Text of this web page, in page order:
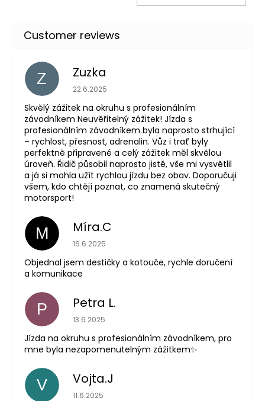
Z Zuzka
The store rating is 5 out of 5 stars.
22.6.2025
Skvělý zážitek na okruhu s profesionálním
závodníkem Neuvěřitelný zážitek! Jízda s
profesionálním závodníkem byla naprosto strhující
– rychlost, přesnost, adrenalin. Vůz i trať byly
perfektně připravené a celý zážitek měl skvělou
úroveň. Řidič působil naprosto jistě, vše mi vysvětlil
a já si mohla užít rychlou jízdu bez obav. Doporučuji
všem, kdo chtějí poznat, co znamená skutečný
motorsport!
M Míra.C
The store rating is 5 out of 5 stars.
16.6.2025
Objednal jsem destičky a kotouče, rychle doručení
a komunikace
P Petra L.
The store rating is 5 out of 5 stars.
13.6.2025
Jízda na okruhu s profesionálním závodníkem, pro
mne byla nezapomenutelným zážitkem✨
V Vojta.J
The store rating is 5 out of 5 stars.
11.6.2025